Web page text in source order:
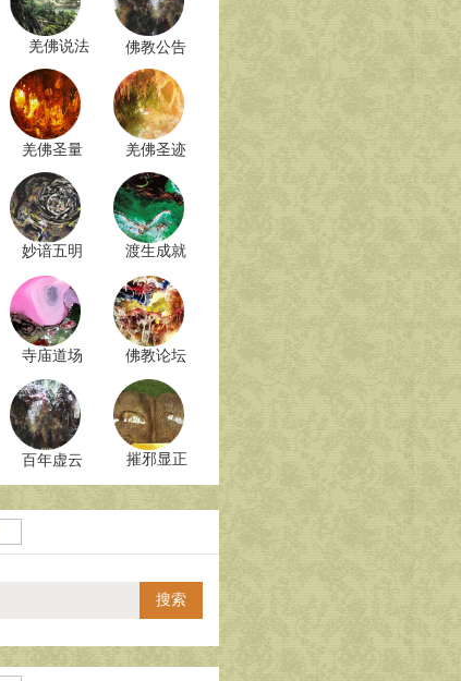
佛教论坛
羌佛圣迹
妙谙五明
寺庙道场
渡生成就
百年虚云
羌佛说法 佛教公告
羌佛圣量
摧邪显正
搜索